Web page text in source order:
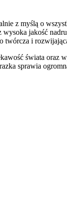
z myślą o
jakość
twórcza i
świata
sprawia